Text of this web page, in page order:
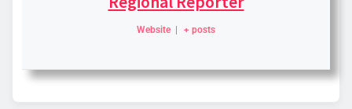
Website | + posts